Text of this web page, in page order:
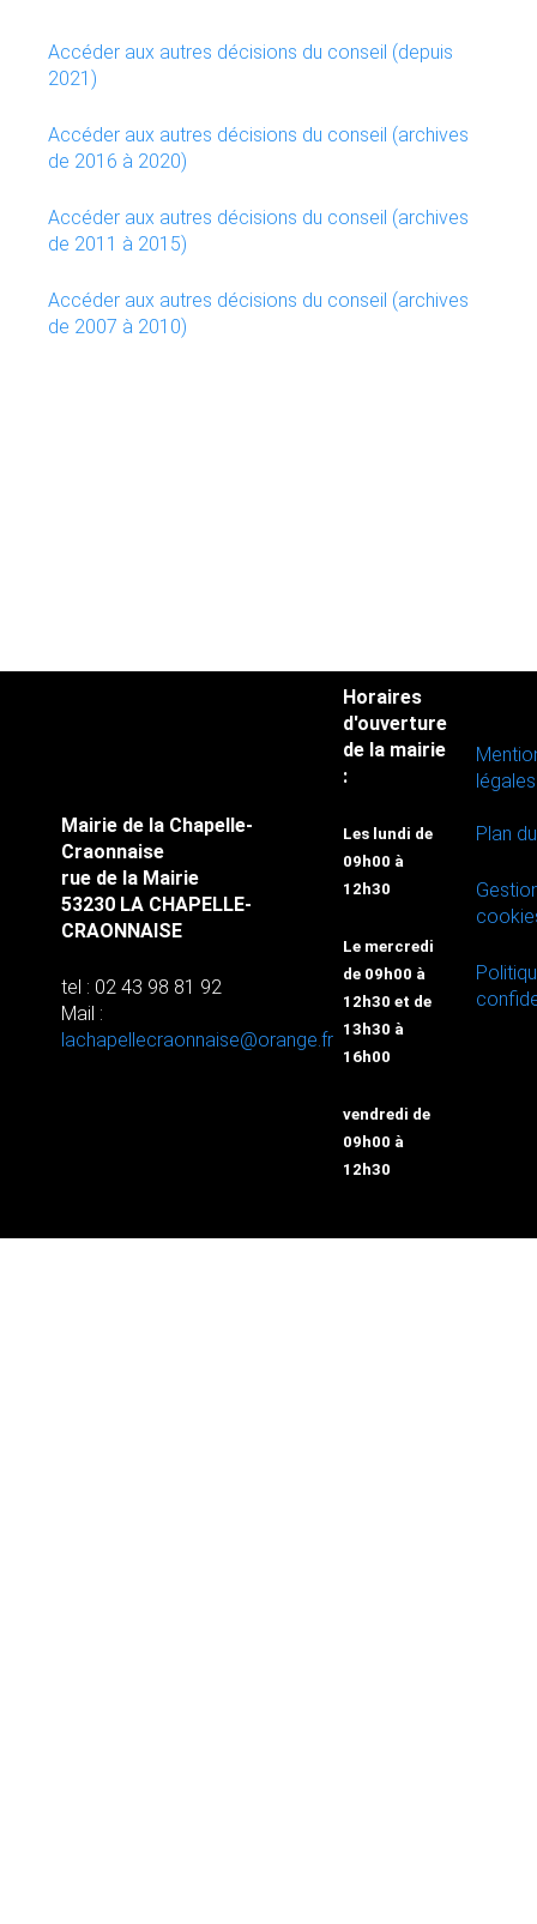
Accéder aux autres décisions du conseil (depuis
2021)
Accéder aux autres décisions du conseil (archives
de 2016 à 2020)
Accéder aux autres décisions du conseil (archives
de 2011 à 2015)
Accéder aux autres décisions du conseil (archives
de 2007 à 2010)
Mairie de la Chapelle-
Craonnaise
rue de la Mairie
53230 LA CHAPELLE-
CRAONNAISE
tel : 02 43 98 81 92
Mail :
lachapellecraonnaise@orange.fr
Horaires
d'ouverture
de la mairie
:
Les lundi de
09h00 à
12h30
Le mercredi
de 09h00 à
12h30 et de
13h30 à
16h00
vendredi de
09h00 à
12h30
légales
Plan